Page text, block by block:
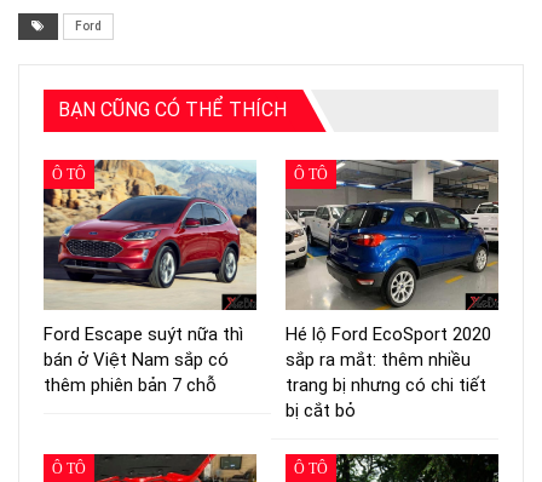
Ford
BẠN CŨNG CÓ THỂ THÍCH
Ô TÔ
Ford Escape suýt nữa thì
bán ở Việt Nam sắp có
thêm phiên bản 7 chỗ
Ô TÔ
Hé lộ Ford EcoSport 2020
sắp ra mắt: thêm nhiều
trang bị nhưng có chi tiết
bị cắt bỏ
Ô TÔ Ô TÔ